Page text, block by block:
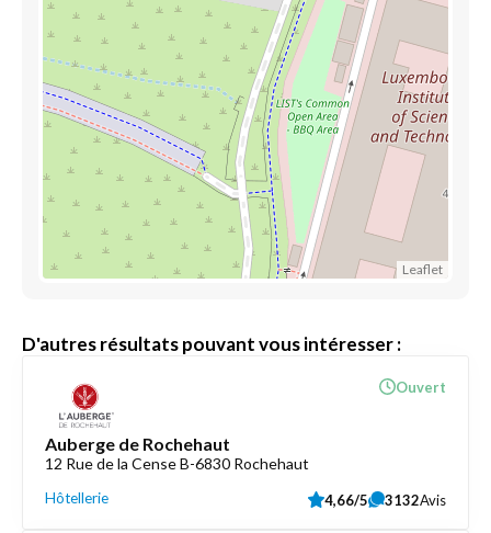
Leaflet
D'autres résultats pouvant vous intéresser :
Auberge de Rochehaut
12 Rue de la Cense B-6830 Rochehaut
Hôtellerie
Ouvert
4,66/5 3132Avis